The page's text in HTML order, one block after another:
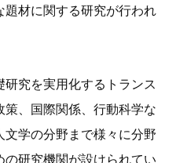
材に関する研究が行われ
究を実用化するトランス
、国際関係、行動科学な
学の分野まで様々に分野
研究機関が設けられてい